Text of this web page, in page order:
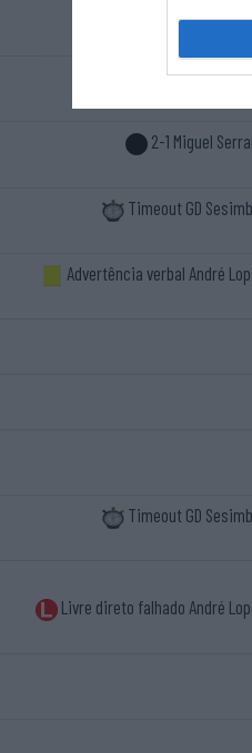
2-1 Miguel
Timeout GD
Advertência verbal André
Timeout GD
Livre direto falhado André